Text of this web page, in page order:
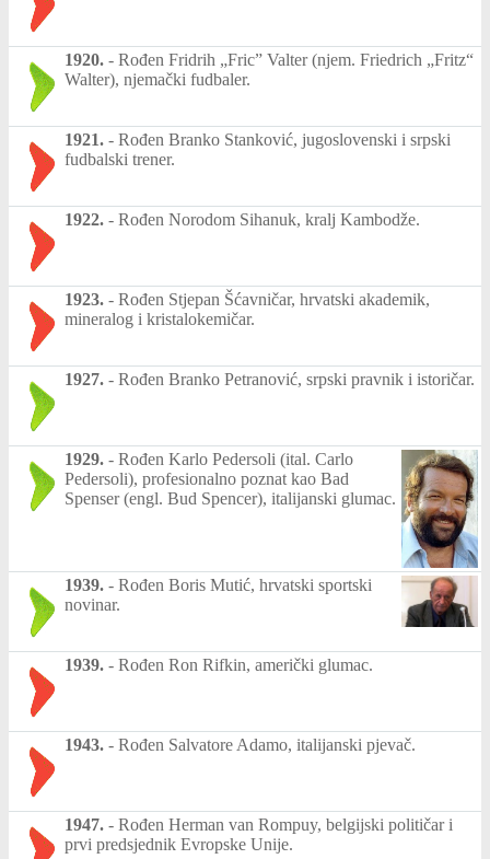
1920. - Rođen Fridrih „Fric” Valter (njem. Friedrich „Fritz“
Walter), njemački fudbaler.
1921. - Rođen Branko Stanković, jugoslovenski i srpski
fudbalski trener.
1922. - Rođen Norodom Sihanuk, kralj Kambodže.
1923. - Rođen Stjepan Šćavničar, hrvatski akademik,
mineralog i kristalokemičar.
1927. - Rođen Branko Petranović, srpski pravnik i istoričar.
1929. - Rođen Karlo Pedersoli (ital. Carlo
Pedersoli), profesionalno poznat kao Bad
Spenser (engl. Bud Spencer), italijanski glumac.
1939. - Rođen Boris Mutić, hrvatski sportski
novinar.
1939. - Rođen Ron Rifkin, američki glumac.
1943. - Rođen Salvatore Adamo, italijanski pjevač.
1947. - Rođen Herman van Rompuy, belgijski političar i
prvi predsjednik Evropske Unije.